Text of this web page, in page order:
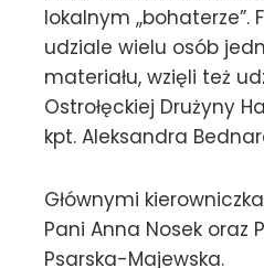
lokalnym ,,bohaterze”.
udziale wielu osób
materiału, wzięli też
Ostrołęckiej Drużyny
kpt. Aleksandra
Głównymi
Pani Anna Nosek oraz
Psarska-Majewska.